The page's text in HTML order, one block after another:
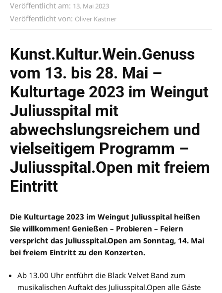
Veröffentlicht am: 13. Mai 2023
Veröffentlicht von: Oliver Kastner
Kunst.Kultur.Wein.Genuss
vom 13. bis 28. Mai –
Kulturtage 2023 im Weingut
Juliusspital mit
abwechslungsreichem und
vielseitigem Programm –
Juliusspital.Open mit freiem
Eintritt
Die Kulturtage 2023 im Weingut Juliusspital heißen
Sie willkommen! Genießen – Probieren – Feiern
verspricht das Juliusspital.Open am Sonntag, 14. Mai
bei freiem Eintritt zu den Konzerten.
Ab 13.00 Uhr entführt die Black Velvet Band zum
musikalischen Auftakt des Juliusspital.Open alle Gäste